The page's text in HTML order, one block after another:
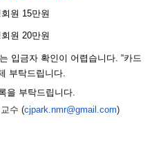
원 15만원
원 20만원
입금자 확인이 어렵습니다 “카드
부탁드립니다
을 부탁드립니다.
수 (cjpark.nmr@gmail.com)